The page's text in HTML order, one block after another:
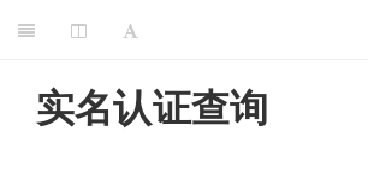
实名认证查询